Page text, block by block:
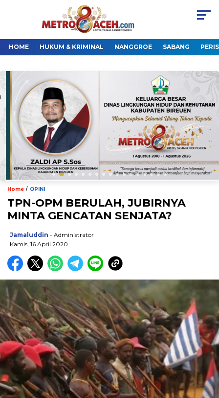
HOME HUKUM & KRIMINAL NANGGROE SABANG
Home / OPINI
TPN-OPM BERULAH, JUBIRNYA
MINTA GENCATAN SENJATA?
Jamaluddin - Administrator
Kamis, 16 April 2020